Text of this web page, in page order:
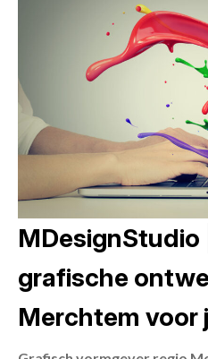
MDesignStudio
grafische
Merchtem voor